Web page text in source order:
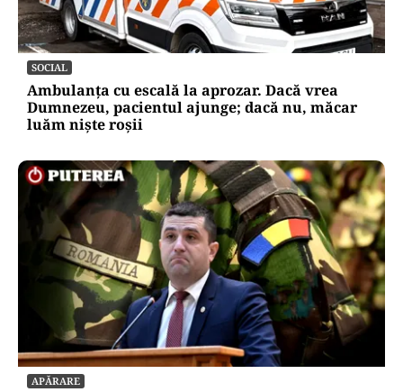
SOCIAL
Ambulanța cu escală la aprozar. Dacă vrea
Dumnezeu, pacientul ajunge; dacă nu, măcar
luăm niște roșii
APĂRARE